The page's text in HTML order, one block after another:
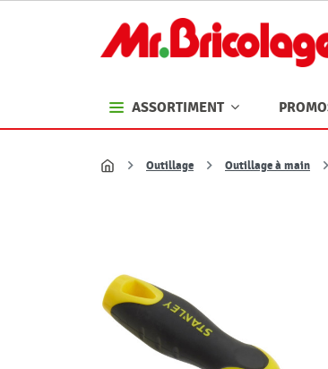
ASSORTIMENT
Accueil
Outillage Outillage à main